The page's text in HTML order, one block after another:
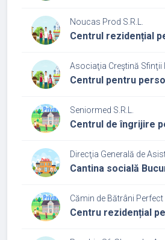
Noucas Prod S.R.L.
Centrul rezidențial
Asociaţia Creştină Sfinţii
Centrul pentru
Seniormed S.R.L.
Centrul de îngrijire
Direcţia Generală de
Cantina socială
Cămin de Bătrâni Perfect
Centru rezidențial